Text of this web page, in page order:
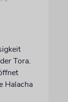
Tora.
Halacha